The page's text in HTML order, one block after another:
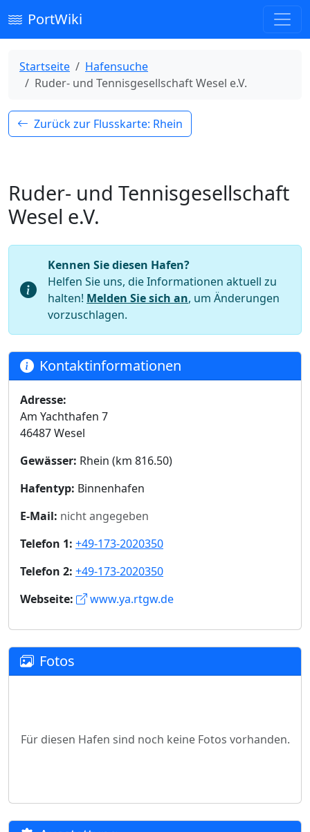
PortWiki
Startseite
Hafensuche
Ruder- und Tennisgesellschaft Wesel e.V.
Zurück zur Flusskarte: Rhein
Ruder- und Tennisgesellschaft
Wesel e.V.
Kennen Sie diesen Hafen?
Helfen Sie uns, die Informationen aktuell zu
halten! Melden Sie sich an, um Änderungen
vorzuschlagen.
Kontaktinformationen
Adresse:
Am Yachthafen 7
46487 Wesel
Gewässer: Rhein (km 816.50)
Hafentyp: Binnenhafen
E-Mail: nicht angegeben
Telefon 1: +49-173-2020350
Telefon 2: +49-173-2020350
Webseite:
www.ya.rtgw.de
Fotos
Für diesen Hafen sind noch keine Fotos vorhanden.